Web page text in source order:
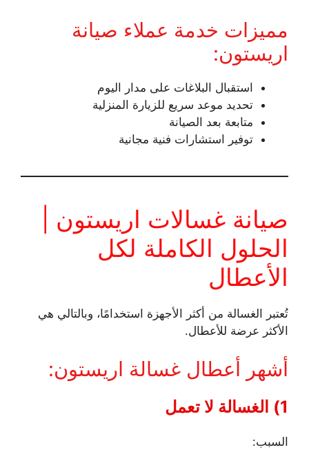
مميزات خدمة عملاء صيانة
اريستون:
استقبال البلاغات على مدار اليوم
تحديد موعد سريع للزيارة المنزلية
متابعة بعد الصيانة
توفير استشارات فنية مجانية
صيانة غسالات اريستون |
الحلول الكاملة لكل
الأعطال
تُعتبر الغسالة من أكثر الأجهزة استخدامًا، وبالتالي هي
الأكثر عرضة للأعطال.
أشهر أعطال غسالة اريستون:
1) الغسالة لا تعمل
السبب: